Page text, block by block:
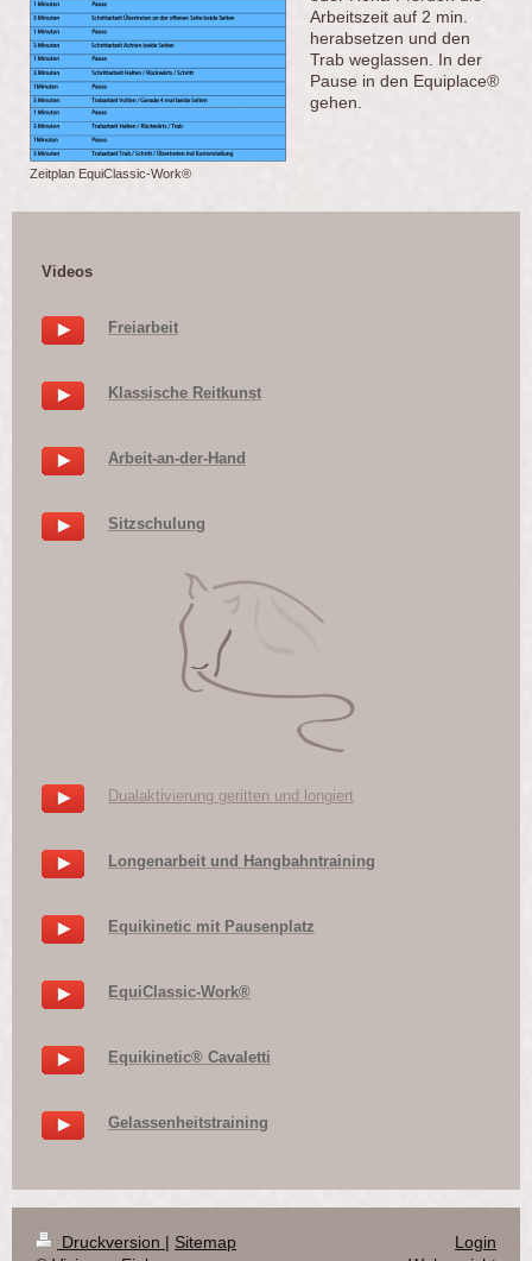
Zeitplan EquiClassic-Work®
Arbeitszeit auf 2 min.
herabsetzen und den
Trab weglassen. In der
Pause in den Equiplace®
gehen.
Videos
Freiarbeit
Klassische Reitkunst
Arbeit-an-der-Hand
Sitzschulung
Dualaktivierung geritten und longiert
Longenarbeit und Hangbahntraining
Equikinetic mit Pausenplatz
EquiClassic-Work®
Equikinetic® Cavaletti
Gelassenheitstraining
Druckversion | Sitemap
Login